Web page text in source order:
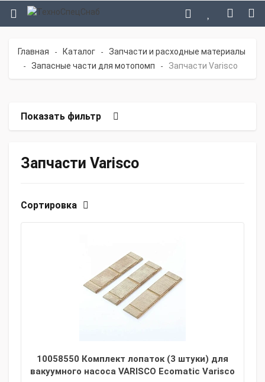
Главная - Каталог - Запчасти и расходные материалы
- Запасные части для мотопомп - Запчасти Varisco
Показать фильтр
Запчасти Varisco
Сортировка
10058550 Комплект лопаток (3 штуки) для
вакуумного насоса VARISCO Ecomatic Varisco